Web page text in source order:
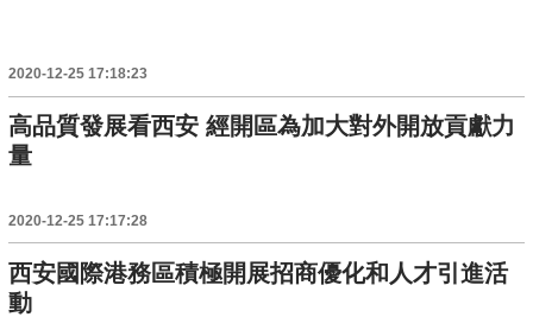
2020-12-25 17:18:23
高品質發展看西安 經開區為加大對外開放貢獻力
量
2020-12-25 17:17:28
西安國際港務區積極開展招商優化和人才引進活
動